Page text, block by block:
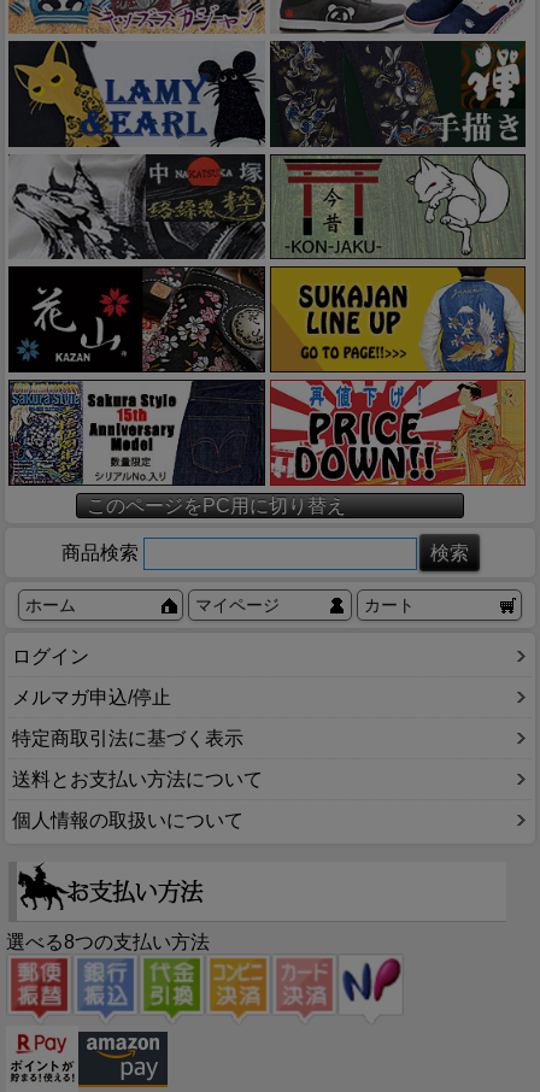
このページをPC用に切り替え
商品検索
ホーム マイページ カート
ログイン
メルマガ申込/停止
特定商取引法に基づく表示
送料とお支払い方法について
個人情報の取扱いについて
選べる8つの支払い方法